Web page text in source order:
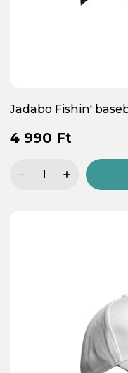
Jadabo Fishin'
4 990 Ft